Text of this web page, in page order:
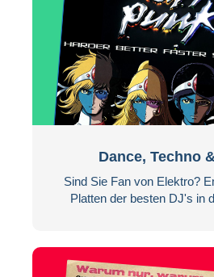
Dance, Techno
Sind Sie Fan von Elektro?
Platten der besten DJ's in